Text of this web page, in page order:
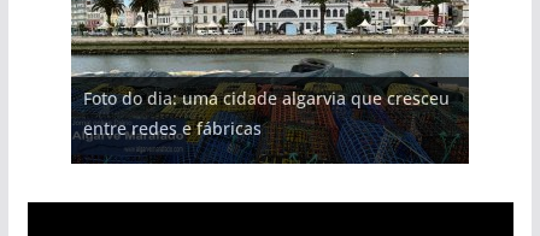
Foto do dia: uma cidade algarvia que cresceu
entre redes e fábricas